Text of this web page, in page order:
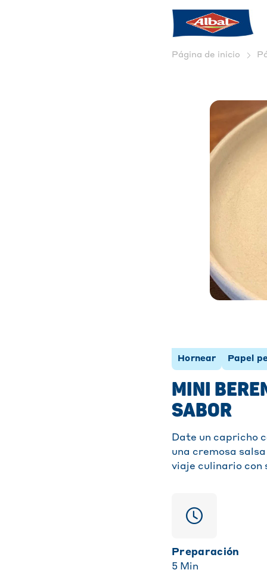
Página de inicio
Hornear Papel
MINI
SABOR
Date un capricho
una cremosa
viaje culinario con
Preparación
5 Min